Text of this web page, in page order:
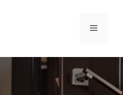
MENÚ